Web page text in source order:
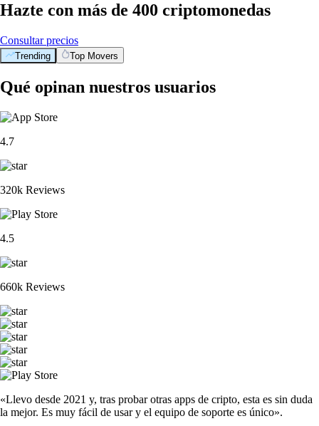
Hazte con más de 400 criptomonedas
Consultar precios
Trending Top Movers
Qué opinan nuestros usuarios
4.7
320k Reviews
4.5
660k Reviews
«Llevo desde 2021 y, tras probar otras apps de cripto, esta es sin duda
la mejor. Es muy fácil de usar y el equipo de soporte es único».